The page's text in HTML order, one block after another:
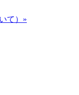
て）»